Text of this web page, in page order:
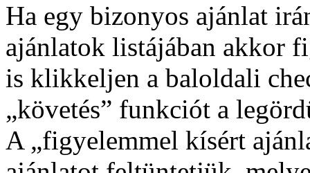
Ha egy bizonyos ajánlat
ajánlatok listájában akkor
is klikkeljen a baloldali
„követés” funkciót a
A „figyelemmel kísért